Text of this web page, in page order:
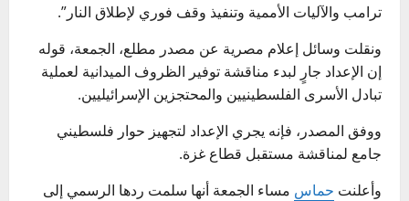
ترامب والآليات الأممية وتنفيذ وقف فوري لإطلاق النار”.
ونقلت وسائل إعلام مصرية عن مصدر مطلع، الجمعة، قوله
إن الإعداد جارٍ لبدء مناقشة توفير الظروف الميدانية لعملية
تبادل الأسرى الفلسطينيين والمحتجزين الإسرائيليين.
ووفق المصدر، فإنه يجري الإعداد لتجهيز حوار فلسطيني
جامع لمناقشة مستقبل قطاع غزة.
وأعلنت حماس مساء الجمعة أنها سلمت ردها الرسمي إلى